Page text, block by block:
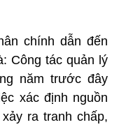
chính dẫn đến
Công tác quản lý
năm trước đây
xác định nguồn
ra tranh chấp,